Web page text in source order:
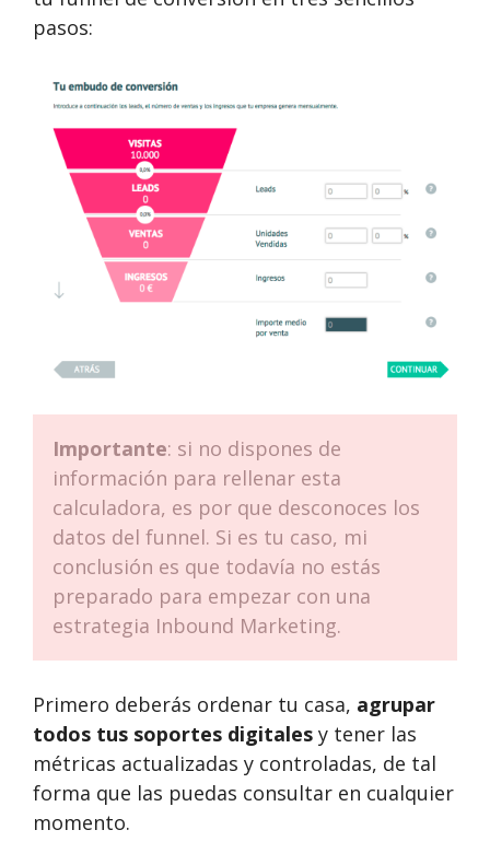
pasos:
Importante: si no dispones de
información para rellenar esta
calculadora, es por que desconoces los
datos del funnel. Si es tu caso, mi
conclusión es que todavía no estás
preparado para empezar con una
estrategia Inbound Marketing.
Primero deberás ordenar tu casa, agrupar
todos tus soportes digitales y tener las
métricas actualizadas y controladas, de tal
forma que las puedas consultar en cualquier
momento.